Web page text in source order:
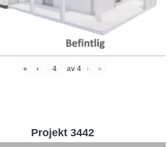
« ‹ av 4 › »
Projekt 3442